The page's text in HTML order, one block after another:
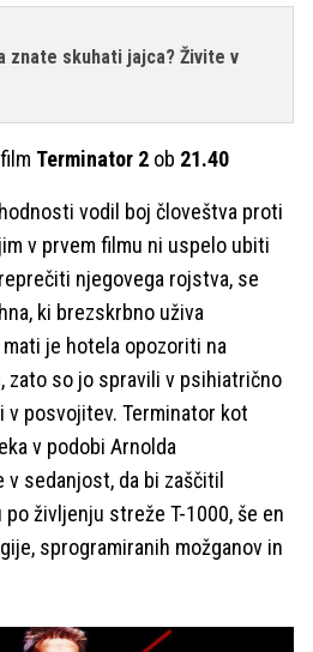
znate skuhati jajca? Živite v
Terminator 2 ob 21.40
vodil boj človeštva proti
v prvem filmu ni uspelo ubiti
njegovega rojstva, se
ki brezskrbno uživa
je hotela opozoriti na
zato so jo spravili v psihiatrično
v posvojitev. Terminator kot
v podobi Arnolda
sedanjost, da bi zaščitil
po življenju streže T-1000, še en
sprogramiranih možganov in